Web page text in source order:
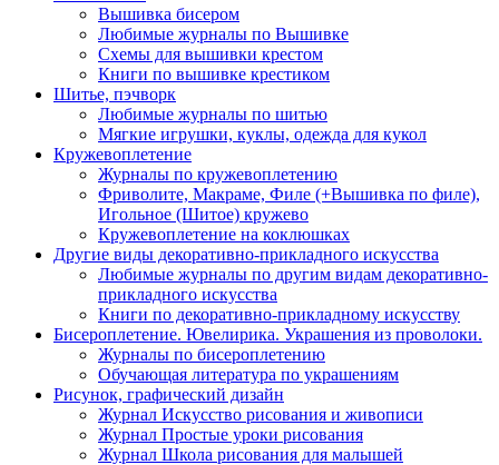
Вышивка бисером
Любимые журналы по Вышивке
Схемы для вышивки крестом
Книги по вышивке крестиком
Шитье, пэчворк
Любимые журналы по шитью
Мягкие игрушки, куклы, одежда для кукол
Кружевоплетение
Журналы по кружевоплетению
Фриволите, Макраме, Филе (+Вышивка по филе),
Игольное (Шитое) кружево
Кружевоплетение на коклюшках
Другие виды декоративно-прикладного искусства
Любимые журналы по другим видам декоративно-
прикладного искусства
Книги по декоративно-прикладному искусству
Бисероплетение. Ювелирика. Украшения из проволоки.
Журналы по бисероплетению
Обучающая литература по украшениям
Рисунок, графический дизайн
Журнал Искусство рисования и живописи
Журнал Простые уроки рисования
Журнал Школа рисования для малышей